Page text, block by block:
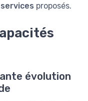
services proposés.
évolution